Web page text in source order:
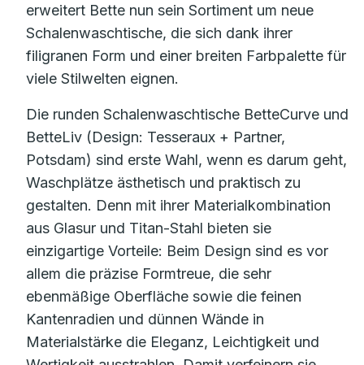
erweitert Bette nun sein Sortiment um neue
Schalenwaschtische, die sich dank ihrer
filigranen Form und einer breiten Farbpalette für
viele Stilwelten eignen.
Die runden Schalenwaschtische BetteCurve und
BetteLiv (Design: Tesseraux + Partner,
Potsdam) sind erste Wahl, wenn es darum geht,
Waschplätze ästhetisch und praktisch zu
gestalten. Denn mit ihrer Materialkombination
aus Glasur und Titan-Stahl bieten sie
einzigartige Vorteile: Beim Design sind es vor
allem die präzise Formtreue, die sehr
ebenmäßige Oberfläche sowie die feinen
Kantenradien und dünnen Wände in
Materialstärke die Eleganz, Leichtigkeit und